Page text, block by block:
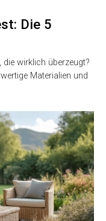
Die 5
wirklich überzeugt?
Materialien und